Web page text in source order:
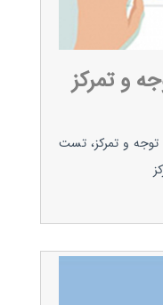
و تمرکز
توجه و تمرکز، تست